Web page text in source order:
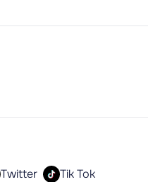
Twitter
Tik Tok